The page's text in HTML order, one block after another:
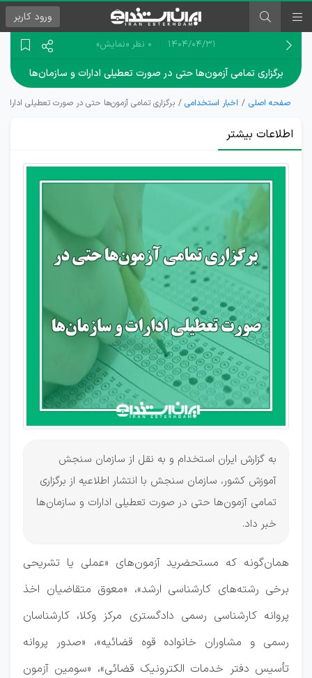
ورود کاربر
۱۴۰۴/۰۴/۳۱ 0 نظر «نمایش»
برگزاری تمامی آزمون‌ها حتی در صورت تعطیلی ادارات و سازمان‌ها
صفحه اصلی اخبار استخدامی برگزاری تمامی آزمون‌ها حتی در صورت تعطیلی ادارات
اطلاعات بیشتر
اطلاعیه
تاکید بر
برگزاری
آزمون‌های
پیش‌روی
سازمان
سنجش
در موعد
مقرر
به گزارش ایران استخدام و به نقل از سازمان سنجش
آموزش کشور، سازمان سنجش با انتشار اطلاعیه از برگزاری
تمامی آزمون‌ها حتی در صورت تعطیلی ادارات و سازمان‌ها
خبر داد.
همان‌گونه که مستحضرید آزمون‌های «عملی یا تشریحی
برخی رشته‌های کارشناسی ارشد»، «معوق متقاضیان اخذ
پروانه کارشناسی رسمی دادگستری مرکز وکلا، کارشناسان
رسمی و مشاوران خانواده قوه قضائیه»، «صدور پروانه
تأسیس دفتر خدمات الکترونیک قضائی»، «سومین آزمون